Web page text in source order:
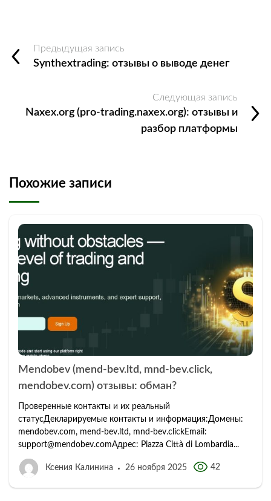
Предыдущая запись
Synthextrading: отзывы о выводе денег
Следующая запись
Naxex.org (pro-trading.naxex.org): отзывы и
разбор платформы
Похожие записи
Mendobev (mend-bev.ltd, mnd-bev.click,
mendobev.com) отзывы: обман?
Проверенные контакты и их реальный
статусДекларируемые контакты и информация:Домены:
mendobev.com, mend-bev.ltd, mnd-bev.clickEmail:
support@mendobev.comАдрес: Piazza Città di Lombardia...
Ксения Калинина 26 ноября 2025 42